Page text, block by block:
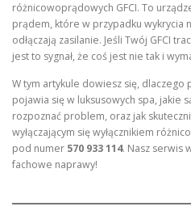
różnicowoprądowych GFCI. To
prądem, które w przypadku wykrycia
odłączają zasilanie. Jeśli Twój GFCI
jest to sygnał, że coś jest nie tak i
W tym artykule dowiesz się, dlaczego
pojawia się w luksusowych spa, jakie
rozpoznać problem, oraz jak
wyłączającym się wyłącznikiem
pod numer 570 933 114. Nasz serwis
fachowe naprawy!